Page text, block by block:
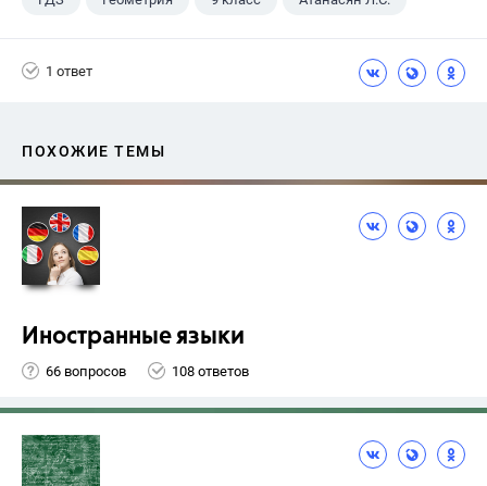
1 ответ
ПОХОЖИЕ ТЕМЫ
Иностранные языки
66 вопросов 108 ответов